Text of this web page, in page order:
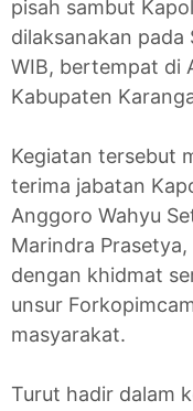
pisah sambut
dilaksanakan
WIB, bertempat di
Kabupaten
Kegiatan tersebut
terima jabatan
Anggoro Wahyu
Marindra
dengan khidmat
unsur
masyarakat.
Turut hadir dalam